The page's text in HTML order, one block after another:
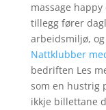
massage
tillegg fører
arbeidsmiljø,
Nattklubber
bedriften Les
som en hustrig
ikkje billettane